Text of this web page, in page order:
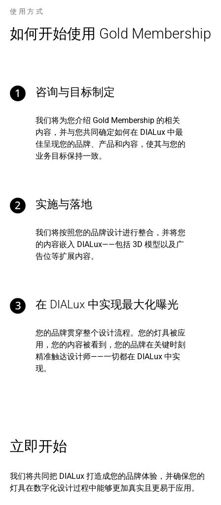
使用方式
如何开始使用 Gold Membership
咨询与目标制定
我们将为您介绍 Gold Membership 的相关
内容，并与您共同确定如何在 DIALux 中最
佳呈现您的品牌、产品和内容，使其与您的
业务目标保持一致。
实施与落地
我们将按照您的品牌设计进行整合，并将您
的内容嵌入 DIALux——包括 3D 模型以及广
告位等扩展内容。
在 DIALux 中实现最大化曝光
您的品牌贯穿整个设计流程。您的灯具被应
用，您的内容被看到，您的品牌在关键时刻
精准触达设计师——一切都在 DIALux 中实
现。
立即开始
我们将共同把 DIALux 打造成您的品牌体验，并确保您的
灯具在数字化设计过程中能够更加真实且更易于应用。